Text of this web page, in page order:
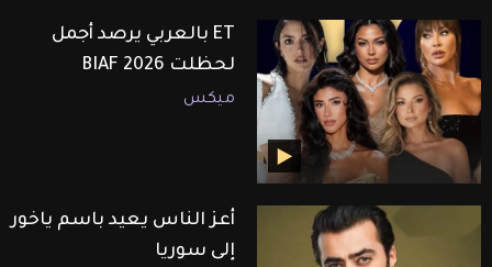
ET بالعربي يرصد أجمل
لحظلت BIAF 2026
ميكس
أعز الناس يعيد باسم ياخور
إلى سوريا